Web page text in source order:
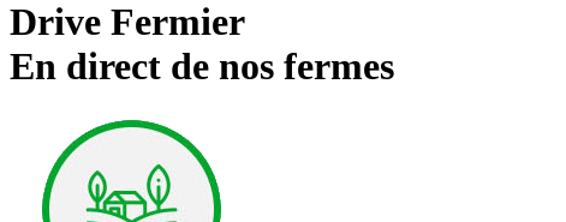
Drive Fermier
En direct de nos fermes